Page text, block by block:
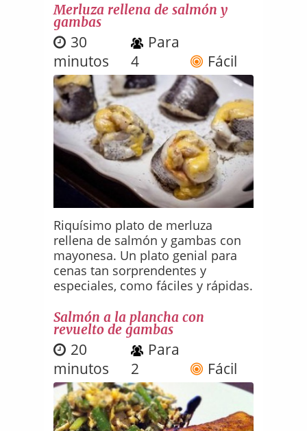
Merluza rellena de salmón y
gambas
30
minutos
Para
4
Fácil
Riquísimo plato de merluza
rellena de salmón y gambas con
mayonesa. Un plato genial para
cenas tan sorprendentes y
especiales, como fáciles y rápidas.
Salmón a la plancha con
revuelto de gambas
20
minutos
Para
2
Fácil